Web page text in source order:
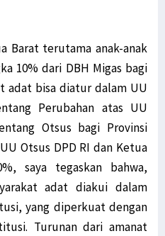
Barat terutama anak-anak
10% dari DBH Migas bagi
adat bisa diatur dalam UU
Perubahan atas UU
Otsus bagi Provinsi
Otsus DPD RI dan Ketua
saya tegaskan bahwa,
adat diakui dalam
yang diperkuat dengan
Turunan dari amanat